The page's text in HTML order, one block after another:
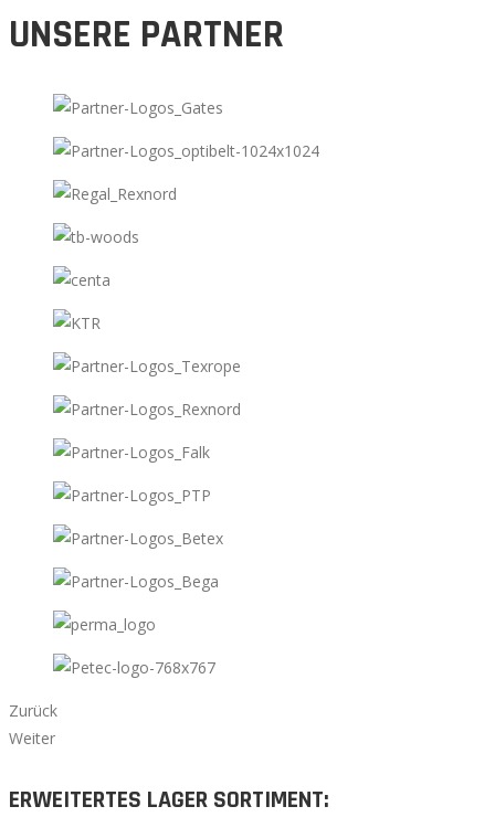
UNSERE PARTNER
Zurück
Weiter
ERWEITERTES LAGER SORTIMENT: